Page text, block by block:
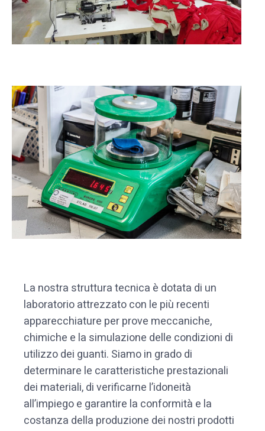
La nostra struttura tecnica è dotata di un
laboratorio attrezzato con le più recenti
apparecchiature per prove meccaniche,
chimiche e la simulazione delle condizioni di
utilizzo dei guanti. Siamo in grado di
determinare le caratteristiche prestazionali
dei materiali, di verificarne l’idoneità
all’impiego e garantire la conformità e la
costanza della produzione dei nostri prodotti